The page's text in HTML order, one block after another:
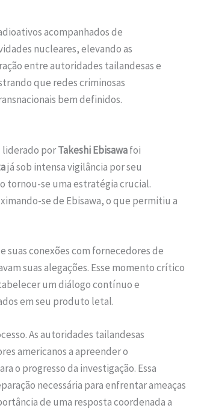
acompanhados de
nucleares, elevando as
entre autoridades tailandesas e
que redes criminosas
bem definidos.
liderado porTakeshi Ebisawafoi
já sob intensa vigilância por seu
tornou-se uma estratégia crucial.
se de Ebisawa, o que permitiu a
suas conexões com fornecedores de
suas alegações. Esse momento crítico
um diálogo contínuo e
em seu produto letal.
As autoridades tailandesas
americanos a apreender o
o progresso da investigação. Essa
necessária para enfrentar ameaças
de uma resposta coordenada a